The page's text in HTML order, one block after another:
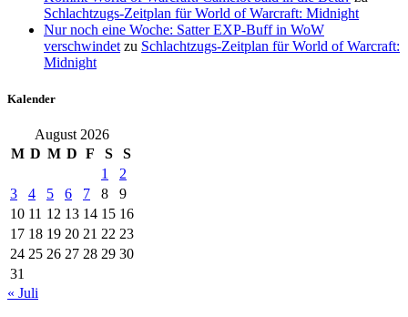
Schlachtzugs-Zeitplan für World of Warcraft: Midnight
Nur noch eine Woche: Satter EXP-Buff in WoW
verschwindetzu Schlachtzugs-Zeitplan für World of Warcraft:
Midnight
Kalender
August 2026
M D M D F S
S
1
2
3
4 5 6 7 8
9
10 11 12 13 14 15 16
17 18 19 20 21 22 23
24 25 26 27 28 29 30
31
« Juli